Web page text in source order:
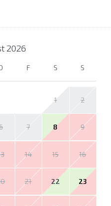
2026
F S S
1 2
7 8 9
14 15 16
21 22 23